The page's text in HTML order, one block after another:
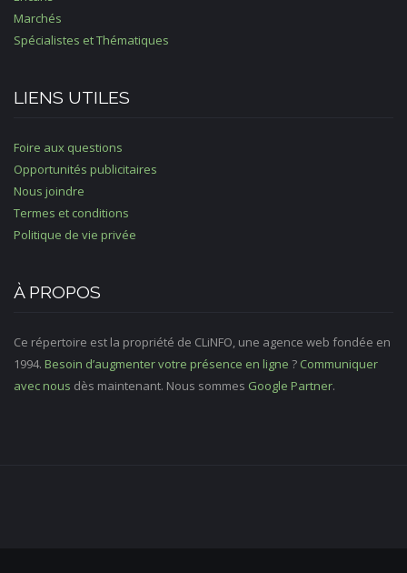
Marchés
Spécialistes et Thématiques
LIENS UTILES
Foire aux questions
Opportunités publicitaires
Nous joindre
Termes et conditions
Politique de vie privée
À PROPOS
Ce répertoire est la propriété de CLiNFO, une agence web fondée en
1994. Besoin d’augmenter votre présence en ligne ? Communiquer
avec nous dès maintenant. Nous sommes Google Partner.